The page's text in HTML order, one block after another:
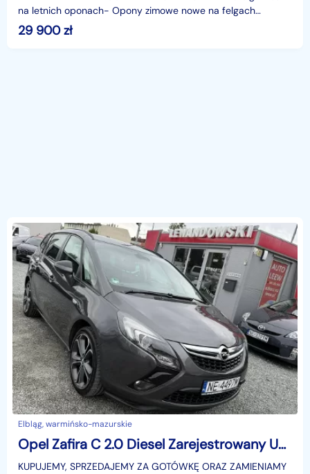
na letnich oponach- Opony zimowe nowe na felgach
stalowych strukturalnych z kołpakami- Skrzynia 6 biegów-
29 900zł
Elbląg, warmińsko-mazurskie
Opel Zafira C 2.0 Diesel Zarejestrowany Ubezpieczony
KUPUJEMY, SPRZEDAJEMY ZA GOTÓWKĘ ORAZ ZAMIENIAMY